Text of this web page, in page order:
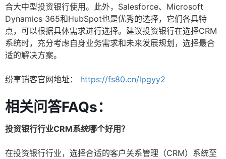
合大中型投资银行使用。此外，Salesforce、Microsoft
Dynamics 365和HubSpot也是优秀的选择，它们各具特
点，可以根据具体需求进行选择。建议投资银行在选择CRM
系统时，充分考虑自身业务需求和未来发展规划，选择最合
适的解决方案。
纷享销客官网地址： https://fs80.cn/lpgyy2
相关问答FAQs：
投资银行行业CRM系统哪个好用？
在投资银行行业，选择合适的客户关系管理（CRM）系统至